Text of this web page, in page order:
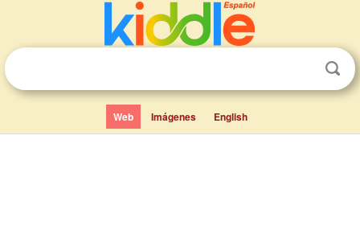
Web Imágenes English